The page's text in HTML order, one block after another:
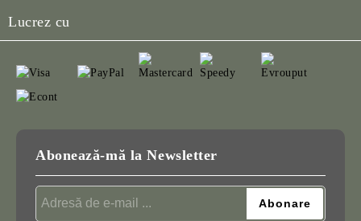
Lucrez cu
Abonează-mă la Newsletter